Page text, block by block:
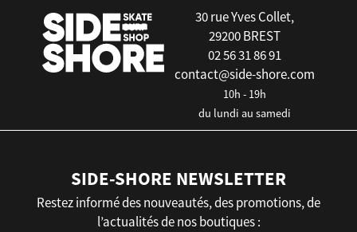
30 rue Yves Collet,
29200 BREST
02 56 31 86 91
contact@side-shore.com
10h - 19h
du lundi au samedi
SIDE-SHORE NEWSLETTER
Restez informé des nouveautés, des promotions, de
l’actualités de nos boutiques :